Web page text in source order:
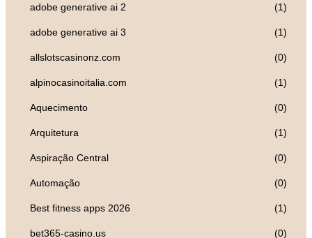
adobe generative ai 2 (1)
adobe generative ai 3 (1)
allslotscasinonz.com (0)
alpinocasinoitalia.com (1)
Aquecimento (0)
Arquitetura (1)
Aspiração Central (0)
Automação (0)
Best fitness apps 2026 (1)
bet365-casino.us (0)